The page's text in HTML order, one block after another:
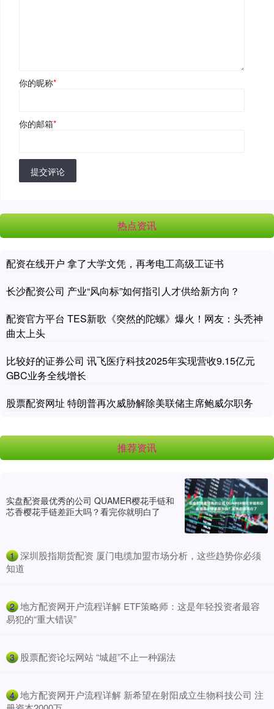
你的昵称*
你的邮箱*
提交评论
热点资讯
配资在线开户 拿了大学文凭，再考电工高级工证书
长沙配资公司 产业“风向标”如何指引人才供给新方向？
配资官方平台 TES新歌《突然的陀螺》爆火！网友：头秃神
曲太上头
比较好的证券公司 讯飞医疗科技2025年实现营收9.15亿元
GBC业务全线增长
股票配资网址 特朗普再次威胁解除美联储主席鲍威尔职务
推荐资讯
实盘配资最优秀的公司 QUAMER樱花手链和
芯香樱花手链差距大吗？看完你就明白了
1 ​深圳股指期货配资 厦门电缆加盟市场分析，这些趋势你必须
知道
2 ​地方配资网开户流程详解 ETF策略师：这是年轻投资者最容
易犯的“重大错误”
3 ​股票配资论坛网站 “城超”不止一种踢法
4 ​地方配资网开户流程详解 新希望在射阳成立生物科技公司 注